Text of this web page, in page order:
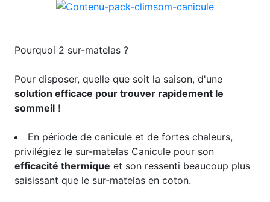
Pourquoi 2 sur-matelas ?
Pour disposer, quelle que soit la saison, d'une
solution efficace pour trouver rapidement le
sommeil !
En période de canicule et de fortes chaleurs,
privilégiez le sur-matelas Canicule pour son
efficacité thermique et son ressenti beaucoup plus
saisissant que le sur-matelas en coton.